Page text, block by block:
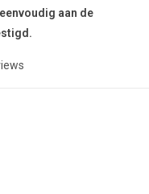
aan de